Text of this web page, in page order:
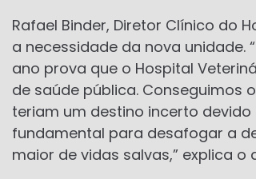
Rafael Binder, Diretor Clínico do
a necessidade da nova unidade.
ano prova que o Hospital
de saúde pública. Conseguimos
teriam um destino incerto
fundamental para desafogar a
maior de vidas salvas,” explica o